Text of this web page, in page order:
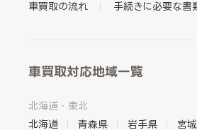
車買取の流れ 手続きに必要な書
車買取対応地域一覧
北海道・東北
北海道
青森県 岩手県 宮